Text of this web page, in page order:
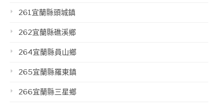
261宜蘭縣頭城鎮
262宜蘭縣礁溪鄉
264宜蘭縣員山鄉
265宜蘭縣羅東鎮
266宜蘭縣三星鄉